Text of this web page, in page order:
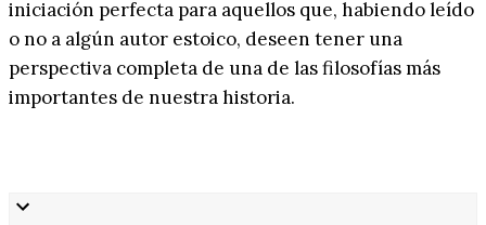
iniciación perfecta para aquellos que, habiendo leído
o no a algún autor estoico, deseen tener una
perspectiva completa de una de las filosofías más
importantes de nuestra historia.